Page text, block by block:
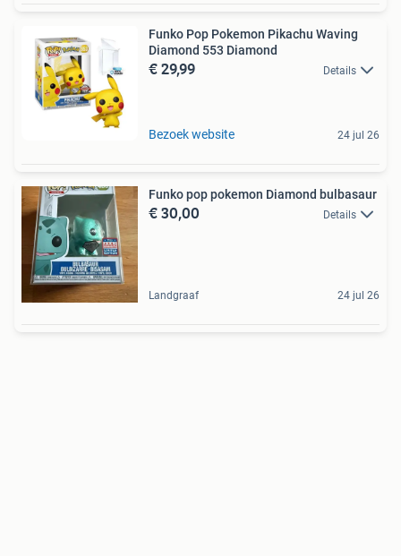
Funko Pop Pokemon Pikachu Waving
Diamond 553 Diamond
€ 29,99 Details
Bezoek website 24 jul 26
Funko pop pokemon Diamond bulbasaur
€ 30,00 Details
Landgraaf 24 jul 26